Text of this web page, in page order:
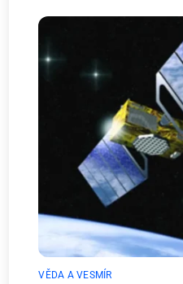
VĚDA A VESMÍR